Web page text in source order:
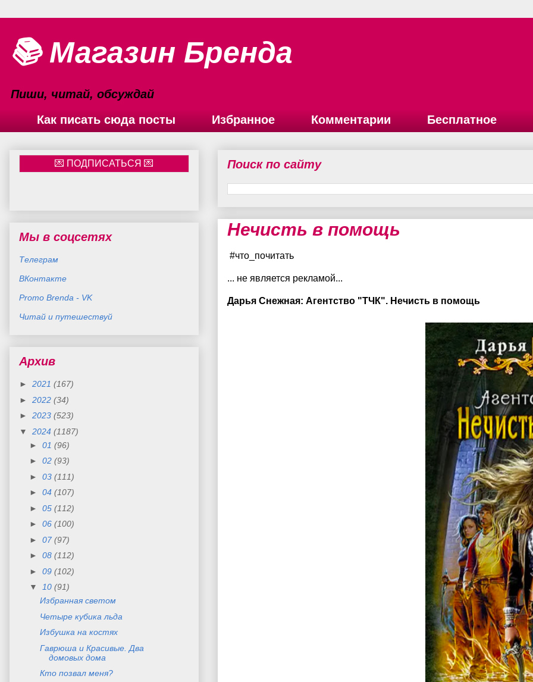
📚 Магазин Бренда
Пиши, читай, обсуждай
Как писать сюда посты
Избранное Комментарии Бесплатное
Поиск по сайту
Нечисть в помощь
#что_почитать
... не является рекламой...
Дарья Снежная: Агентство "ТЧК". Нечисть в помощь
Мы в соцсетях
Телеграм
ВКонтакте
Promo Brenda - VK
Читай и путешествуй
Архив
► 2021 (167)
► 2022 (34)
► 2023 (523)
▼ 2024 (1187)
► 01 (96)
► 02 (93)
► 03 (111)
► 04 (107)
► 05 (112)
► 06 (100)
► 07 (97)
► 08 (112)
► 09 (102)
▼
10 (91)
Избранная светом
Четыре кубика льда
Избушка на костях
Гаврюша и Красивые. Два
домовых дома
Кто позвал меня?